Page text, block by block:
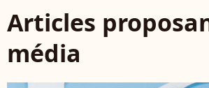
Articles
média